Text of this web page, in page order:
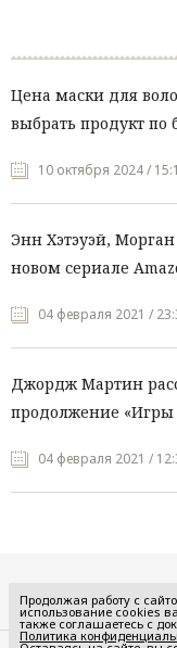
Цена маски для
выбрать продукт по
10 октября 2024 /
Энн Хэтэуэй,
новом сериале
04 февраля 2021 /
Джордж Мартин
продолжение «Игры
04 февраля 2021 /
Продолжая работу с
использование cookies
также соглашаетесь с
Политика